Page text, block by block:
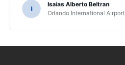
I
Isaias Alberto Beltran
Orlando International Airport